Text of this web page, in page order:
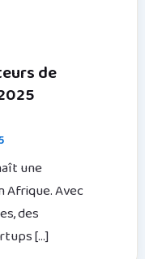
de
une
Afrique. Avec
des
[…]